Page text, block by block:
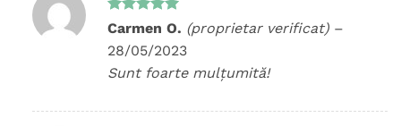
Evaluat la
Carmen O. (proprietar verificat) –
28/05/2023
Sunt foarte mulțumită!